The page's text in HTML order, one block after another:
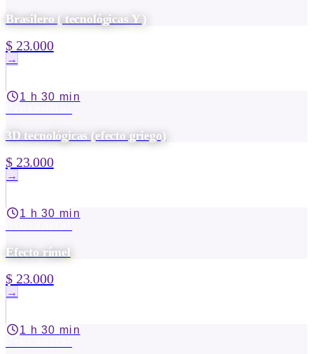
Brasilero ( tecnológicas Y )
$ 23.000
→
1 h 30 min
3D tecnológicas (efecto griego)
$ 23.000
→
1 h 30 min
Efecto rímel
$ 23.000
→
1 h 30 min